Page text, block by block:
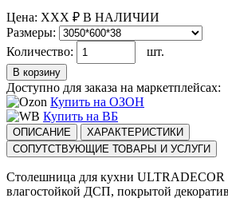
Цена: ХХХ ₽ В НАЛИЧИИ
Размеры:
Количество:
шт.
В корзину
Доступно для заказа на маркетплейсах:
Купить на ОЗОН
Купить на ВБ
ОПИСАНИЕ
ХАРАКТЕРИСТИКИ
СОПУТСТВУЮЩИЕ ТОВАРЫ И УСЛУГИ
Столешница для кухни ULTRADECOR
влагостойкой ДСП, покрытой